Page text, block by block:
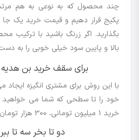
چند محصول که به نوعی به هم
پکیج قرار دهیم و قیمت خرید یک جا
بگذارید. اگر زرنگ باشید با ترکیب
بالا و پایین سود خیلی خوبی را به
برای سقف خرید بن
با این روش برای مشتری انگیزه
خود را تا سطحی که شما می خواهید
خرید 1 میلیون تومانی، 300 هزار تومان بن هدیه بگیرید.
دو تا بخر سه تا